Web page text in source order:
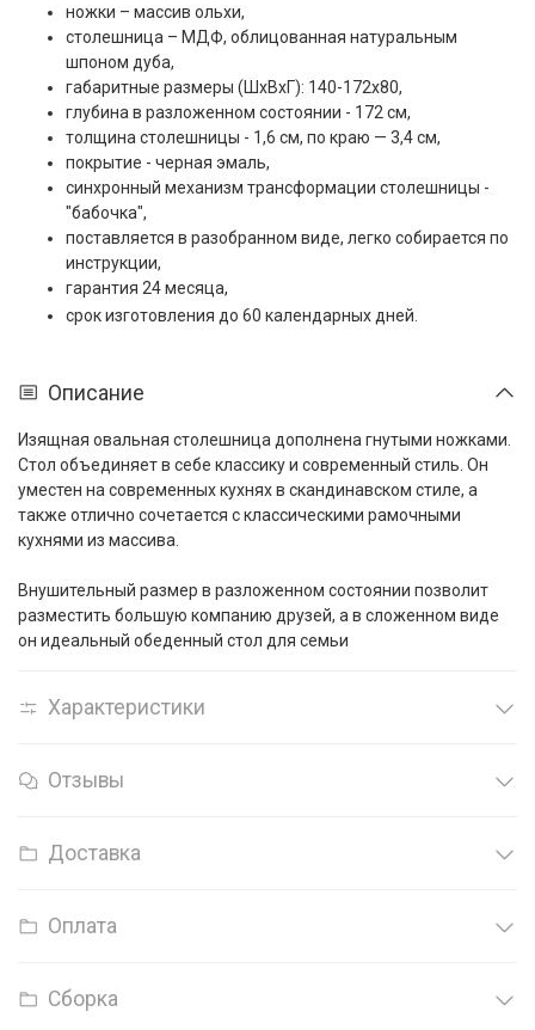
ножки – массив ольхи,
столешница – МДФ, облицованная натуральным
шпоном дуба,
габаритные размеры (ШxВxГ): 140-172x80,
глубина в разложенном состоянии - 172 см,
толщина столешницы - 1,6 см, по краю — 3,4 см,
покрытие - черная эмаль,
синхронный механизм трансформации столешницы -
"бабочка",
поставляется в разобранном виде, легко собирается по
инструкции,
гарантия 24 месяца,
срок изготовления до 60 календарных дней.
Описание
Изящная овальная столешница дополнена гнутыми ножками.
Стол объединяет в себе классику и современный стиль. Он
уместен на современных кухнях в скандинавском стиле, а
также отлично сочетается с классическими рамочными
кухнями из массива.
Внушительный размер в разложенном состоянии позволит
разместить большую компанию друзей, а в сложенном виде
он идеальный обеденный стол для семьи
Характеристики
Отзывы
Доставка
Оплата
Сборка